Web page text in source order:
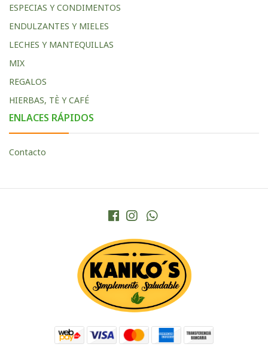
ESPECIAS Y CONDIMENTOS
ENDULZANTES Y MIELES
LECHES Y MANTEQUILLAS
MIX
REGALOS
HIERBAS, TÈ Y CAFÉ
ENLACES RÁPIDOS
Contacto